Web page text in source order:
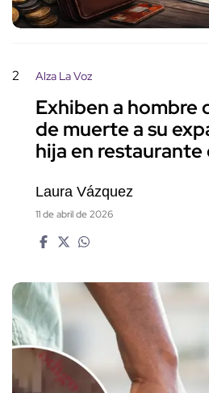
2 Alza La Voz
Exhiben a hombre
de muerte a su
hija en restaurante
Laura Vázquez
11 de abril de 2026